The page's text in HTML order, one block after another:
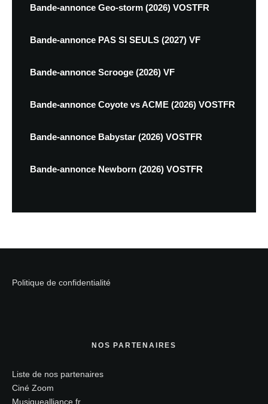
Bande-annonce Geo-storm (2026) VOSTFR
Bande-annonce PAS SI SEULS (2027) VF
Bande-annonce Scrooge (2026) VF
Bande-annonce Coyote vs ACME (2026) VOSTFR
Bande-annonce Babystar (2026) VOSTFR
Bande-annonce Newborn (2026) VOSTFR
Politique de confidentialité
NOS PARTENAIRES
Liste de nos partenaires
Ciné Zoom
Musiquealliance.fr